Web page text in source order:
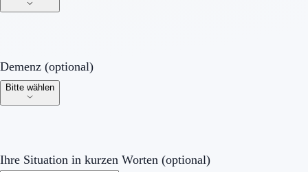
Demenz (optional)
Demenz (optional)
Bitte wählen
Ihre Situation in kurzen Worten (optional)